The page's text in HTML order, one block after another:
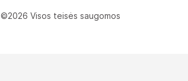
©2026 Visos teisės saugomos